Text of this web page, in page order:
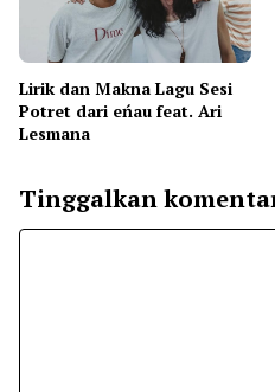
Lirik dan Makna Lagu Sesi
Potret dari eńau feat. Ari
Lesmana
Tinggalkan